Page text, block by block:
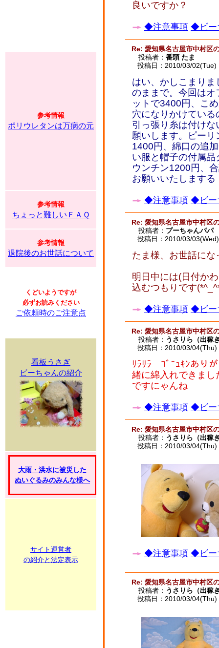
参考情報
ポリウレタンは万病の元
参考情報
ちょっと難しいＦＡＱ
参考情報
退院後のお世話について
くどいようですが
必ずお読みください
ご依頼時のご注意点
看板うさぎ
ビーちゃんの紹介
大雨・洪水に被災した
ぬいぐるみのみんな様へ
サイト運営者
の紹介と法定表示
良いですか？
◆注意事項 ◆ビー
Re: 愛知県名古屋市中村区
投稿者： 番頭 たま
投稿日：2010/03/
はい、かしこまり
のままで。今回は
ットで3400円、こ
穴になりかけてい
引っ張り糸は付け
願いします。ピー
1400円、綿口の追
い服と帽子の付属
ウンチン1200円、
お願いいたしまする
◆注意事項 ◆ビー
Re: 愛知県名古屋市中村区
投稿者： プーちゃんパパ
投稿日：2010/03/
たま様、お世話にな
明日中には(日付か
込むつもりです
◆注意事項 ◆ビー
Re: 愛知県名古屋市中村区
投稿者： うさりら（出稼
投稿日：2010/03/
ﾘﾗﾘﾗ ｺﾞﾆｭｷﾝあり
緒に綿入れできま
ですにゃんね
◆注意事項 ◆ビー
Re: 愛知県名古屋市中村区
投稿者： うさりら（出稼
投稿日：2010/03/
◆注意事項 ◆ビー
Re: 愛知県名古屋市中村区
投稿者： うさりら（出稼
投稿日：2010/03/